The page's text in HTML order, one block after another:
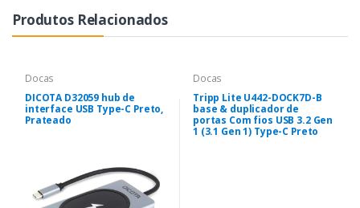
Produtos Relacionados
Docas
DICOTA D32059 hub de
interface USB Type-C Preto,
Prateado
Docas
Tripp Lite U442-DOCK7D-B
base & duplicador de
portas Com fios USB 3.2 Gen
1 (3.1 Gen 1) Type-C Preto